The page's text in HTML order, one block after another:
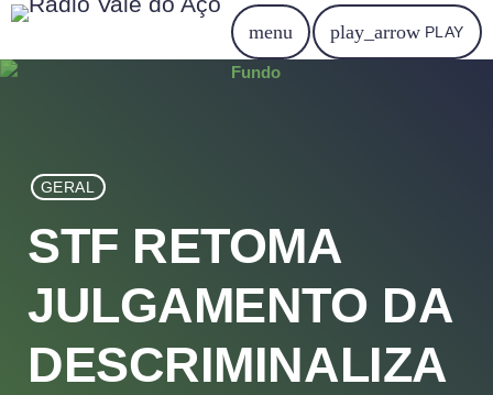
menu play_arrow PLAY
GERAL
STF RETOMA
JULGAMENTO DA
DESCRIMINALIZA